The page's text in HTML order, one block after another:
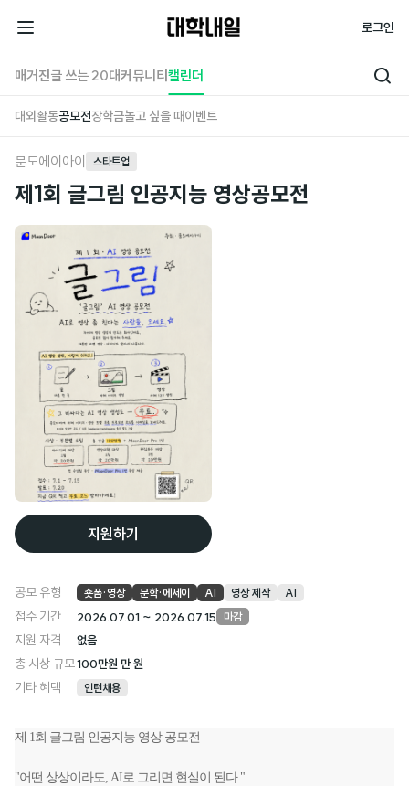
전
체
뉴
로그인
매거진글 쓰는 20대커뮤니티캘린더
검
대외활동공모전장학금놀고 싶을 때이벤트
문도에이아이 스타트업
제1회 글그림 인공지능 영상공모전
지원하기
공모 유형 숏폼·영상 문학·에세이 AI 영상 제작 AI
접수 기간 2026.07.01 ~ 2026.07.15 마감
지원 자격 없음
총 시상 규모100만원 만 원
기타 혜택 인턴채용
제 1회 글그림 인공지능 영상 공모전
"어떤 상상이라도, AI로 그리면 현실이 된다."